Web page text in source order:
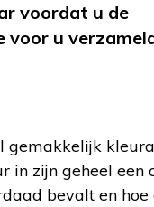
voordat u de
voor u
gemakkelijk
in zijn geheel een
bevalt en hoe